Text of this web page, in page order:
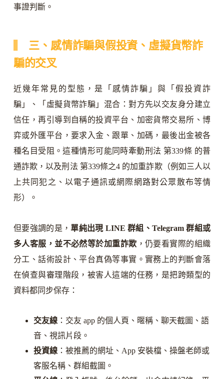
事證判斷。
三、感情詐騙與假投資、虛擬貨幣詐
騙的交叉
近幾年常見的型態，是「感情詐騙」與「假投資詐
騙」、「虛擬貨幣詐騙」混合：對方先以交友身分建立
信任，再引導到自稱的投資平台、加密貨幣交易所、博
弈或外匯平台，要求入金、跟單、加碼，最後出金被各
種名目受阻。這種情形可能同時牽動刑法 第339條 的普
通詐欺，以及刑法 第339條之4 的加重詐欺（例如三人以
上共同犯之、以電子通訊或網際網路對公眾散布等情
形）。
但要強調的是， 單純出現 LINE 群組、Telegram 群組或
多人客服，並不必然等於加重詐欺 ，仍要看實際的組織
分工、話術設計、平台真偽等事實。實務上的判斷會落
在偵查與審理階段，被害人這端的任務，是把跨類型的
資料都同步保存：
交友線：交友 app 的個人頁、暱稱、聊天截圖、語
音、視訊片段。
投資線：被推薦的網址、App 安裝檔、操盤老師或
客服名稱、群組截圖。